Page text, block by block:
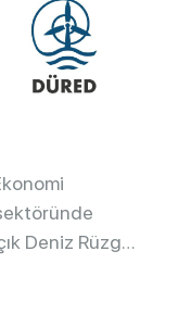
Deniz Rüzgar